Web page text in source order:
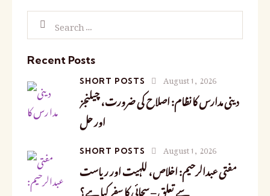
Recent Posts
SHORT POSTS August 1, 2026
دینی مدارس کا نظام: اصلاح کی ضرورت، چیلنجز
اور حل
SHORT POSTS August 1, 2026
مفتی عبدالرحیم: اخلاص، للہیت اور ریاست
سے تعلق – سچائی کا سفر کیا ہے؟